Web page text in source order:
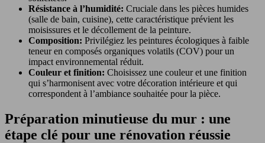
Résistance à l’humidité: Cruciale dans les pièces humides
(salle de bain, cuisine), cette caractéristique prévient les
moisissures et le décollement de la peinture.
Composition: Privilégiez les peintures écologiques à faible
teneur en composés organiques volatils (COV) pour un
impact environnemental réduit.
Couleur et finition: Choisissez une couleur et une finition
qui s’harmonisent avec votre décoration intérieure et qui
correspondent à l’ambiance souhaitée pour la pièce.
Préparation minutieuse du mur : une
étape clé pour une rénovation réussie